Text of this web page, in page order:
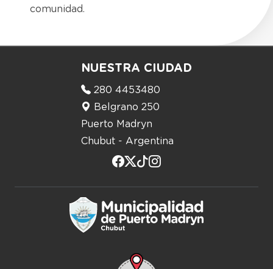
comunidad.
NUESTRA CIUDAD
280 4453480
Belgrano 250
Puerto Madryn
Chubut - Argentina